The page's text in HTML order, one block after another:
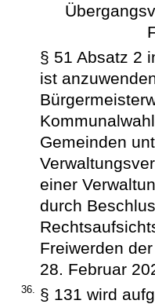
§ 51 Absatz 2
ist
Gemeinden
einer
durch
Freiwerden
28. Februar
36. § 131 wird